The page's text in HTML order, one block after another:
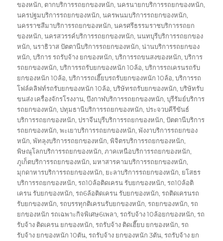
ของหนัก, ตากบริการรถยกของหนัก,นครนายกบริการรถยกของหนัก,
นครปฐมบริการรถยกของหนัก,นครพนมบริการรถยกของหนัก,
นครราชสีมาบริการรถยกของหนัก,นครศรีธรรมราชบริการรถยก
ของหนัก,นครสวรรค์บริการรถยกของหนัก,นนทบุรีบริการรถยกของ
หนัก,นราธิวาส ปัตตานีบริการรถยกของหนัก,น่านบริการรถยกของ
หนัก,บริการ รถรับจ้าง ยกของหนัก,บริการรถขนสงของหนัก,บริการ
รถยกของหนัก,บริการรถรับยกของหนัก 10ล้อ,บริการรถเครนรถรับ
ยกของหนัก 10ล้อ,บริการรถเฮี๊ยบรถรับยกของหนัก 10ล้อ,บริการรถ
โฟล์คลิฟท์รถรับยกของหนัก 10ล้อ,บริษัทรถรับยกของหนัก,บริษัทรับ
ขนส่ง เครื่องจักรโรงงาน,บึงกาฬบริการรถยกของหนัก,บุรีรัมย์บริการ
รถยกของหนัก,ปทุมธานีบริการรถยกของหนัก,ประจวบคีรีขันธ์
บริการรถยกของหนัก,ปราจีนบุรีบริการรถยกของหนัก,ปัตตานีบริการ
รถยกของหนัก,พะเยาบริการรถยกของหนัก,พังงาบริการรถยกของ
หนัก,พัทลุงบริการรถยกของหนัก,พิจิตรบริการรถยกของหนัก,
พิษณุโลกบริการรถยกของหนัก,ภาคเหนือบริการรถยกของหนัก,
ภูเก็ตบริการรถยกของหนัก,มหาสารคามบริการรถยกของหนัก,
มุกดาหารบริการรถยกของหนัก, ยะลาบริการรถยกของหนัก, ยโสธร
บริการรถยกของหนัก,รถ10ล้อติดเครน รับยกของหนัก,รถ10ล้อติ
เครน รับยกของหนัก,รถ6ล้อติดเครน รับยกของหนัก,รถติดเครนรถ
รับยกของหนัก,รถบรรทุกติเครนรับยกของหนัก,รถยกของหนัก,รถ
ยกของหนัก รถเฉพาะกิจพิเศษ6เพลา,รถรับจ้าง 10ล้อยกของหนัก,รถ
รับจ้าง ติดเครน ยกของหนัก,รถรับจ้าง ติดเฮี๊ยบ ยกของหนัก,รถ
รับจ้าง ยกของหนัก 10ตัน,รถรับจ้าง ยกของหนัก 3ตัน,รถรับจ้าง ยก